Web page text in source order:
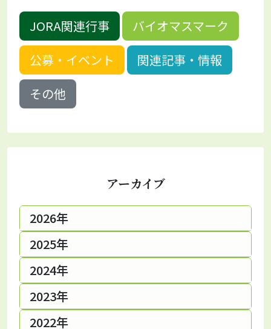
JORA関連行事
バイオマスマーク
公募・イベント
関連記事・情報
その他
アーカイブ
2026年
2025年
2024年
2023年
2022年